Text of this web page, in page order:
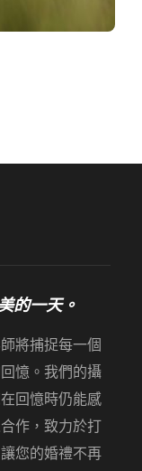
的一天。
將捕捉每一個
憶。我們的攝
回憶時仍能感
作，致力於打
您的婚禮不再